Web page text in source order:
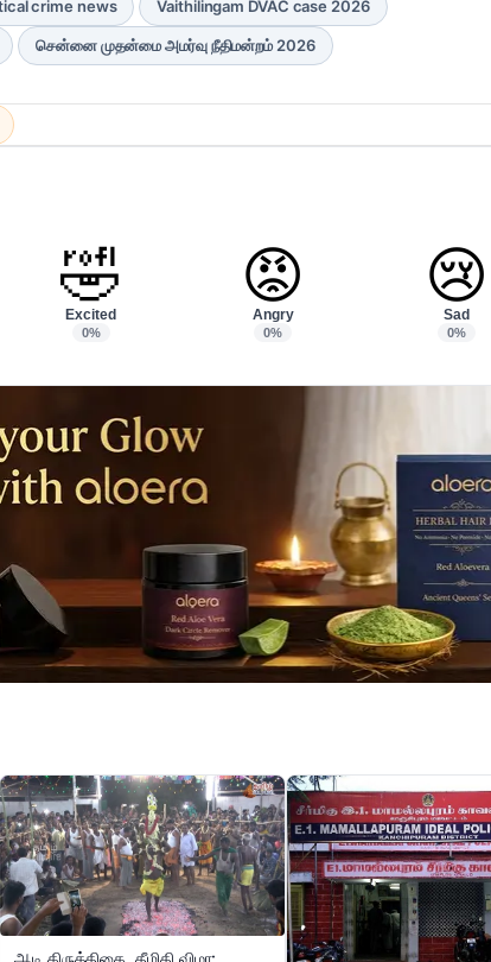
crime news Vaithilingam DVAC case 2026
சென்னை முதன்மை அமர்வு நீதிமன்றம் 2026
🤣
Excited
0%
😡
Angry
0%
😢
Sad
0%
ஆடி கிருத்திகை, தீமிதி விழா: